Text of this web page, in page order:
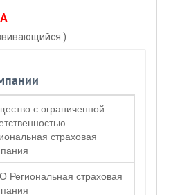
A
с ограниченной
страховая
Региональная страховая